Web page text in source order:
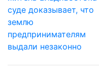
суде доказывает, что
землю
предпринимателям
выдали незаконно